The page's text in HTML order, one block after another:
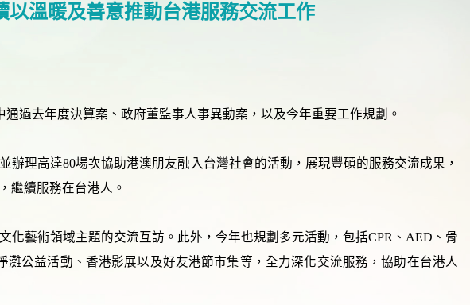
溫暖及善意推動台港服務交流工作
過去年度決算案、政府董監事人事異動案，以及今年重要工作規劃。
理高達80場次協助港澳朋友融入台灣社會的活動，展現豐碩的服務交流成果，
繼續服務在台港人。
藝術領域主題的交流互訪。此外，今年也規劃多元活動，包括CPR、AED、骨
公益活動、香港影展以及好友港節市集等，全力深化交流服務，協助在台港人